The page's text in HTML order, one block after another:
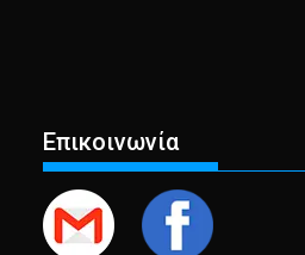
Επικοινωνία